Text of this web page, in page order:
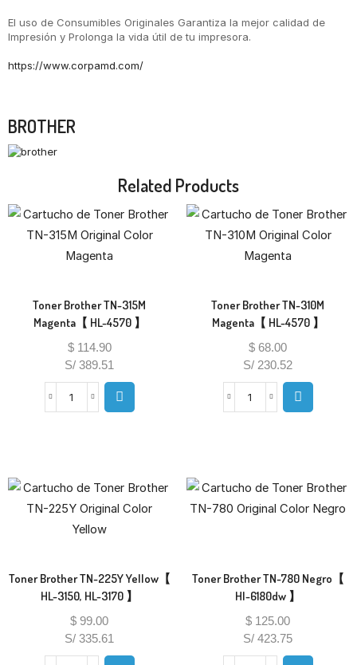
El uso de Consumibles Originales Garantiza la mejor calidad de
Impresión y Prolonga la vida útil de tu impresora.
https://www.corpamd.com/
BROTHER
Related Products
Toner Brother TN-315M
Magenta【 HL-4570 】
$114.90
S/ 389.51
Toner Brother TN-310M
Magenta【 HL-4570 】
$ 68.00
S/ 230.52
Toner Brother TN-225Y Yellow【
HL-3150, HL-3170 】
$ 99.00
S/ 335.61
Toner Brother TN-780 Negro【
Hl-6180dw 】
$ 125.00
S/ 423.75